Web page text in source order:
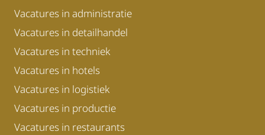
Vacatures in administratie
Vacatures in detailhandel
Vacatures in techniek
Vacatures in hotels
Vacatures in logistiek
Vacatures in productie
Vacatures in restaurants